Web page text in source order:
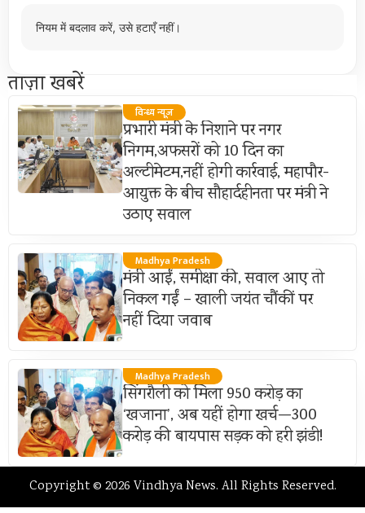
नियम में बदलाव करें, उसे हटाएँ नहीं।
ताज़ा खबरें
विन्ध्य न्यूज़
प्रभारी मंत्री के निशाने पर नगर
निगम,अफसरों को 10 दिन का
अल्टीमेटम,नहीं होगी कार्रवाई, महापौर-
आयुक्त के बीच सौहार्दहीनता पर मंत्री ने
उठाए सवाल
Madhya Pradesh
मंत्री आईं, समीक्षा की, सवाल आए तो
निकल गईं – खाली जयंत चौंकीं पर
नहीं दिया जवाब
Madhya Pradesh
सिंगरौली को मिला 950 करोड़ का
‘खजाना’, अब यहीं होगा खर्च—300
करोड़ की बायपास सड़क को हरी झंडी!
Copyright © 2026 Vindhya News. All Rights Reserved.